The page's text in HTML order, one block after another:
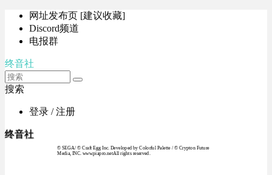
网址发布页 [建议收藏]
Discord频道
电报群
终音社
搜索
登录 / 注册
终音社
© SEGA / © Craft Egg Inc. Developed by Colorful Palette / © Crypton Future
Media, INC. www.piapro.netAll rights reserved.